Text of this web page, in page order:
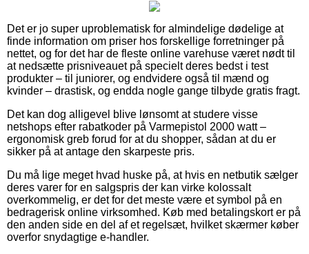
Det er jo super uproblematisk for almindelige dødelige at
finde information om priser hos forskellige forretninger på
nettet, og for det har de fleste online varehuse været nødt til
at nedsætte prisniveauet på specielt deres bedst i test
produkter – til juniorer, og endvidere også til mænd og
kvinder – drastisk, og endda nogle gange tilbyde gratis fragt.
Det kan dog alligevel blive lønsomt at studere visse
netshops efter rabatkoder på Varmepistol 2000 watt –
ergonomisk greb forud for at du shopper, sådan at du er
sikker på at antage den skarpeste pris.
Du må lige meget hvad huske på, at hvis en netbutik sælger
deres varer for en salgspris der kan virke kolossalt
overkommelig, er det for det meste være et symbol på en
bedragerisk online virksomhed. Køb med betalingskort er på
den anden side en del af et regelsæt, hvilket skærmer køber
overfor snydagtige e-handler.